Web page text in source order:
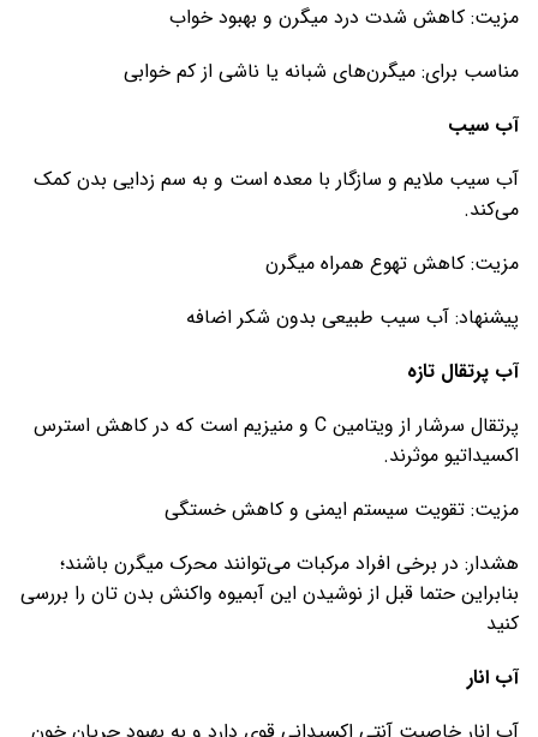
مزیت: کاهش شدت درد میگرن و بهبود خواب
مناسب برای: میگرن‌های شبانه یا ناشی از کم خوابی
آب سیب
آب سیب ملایم و سازگار با معده است و به سم زدایی بدن کمک
می‌کند.
مزیت: کاهش تهوع همراه میگرن
پیشنهاد: آب سیب طبیعی بدون شکر اضافه
آب پرتقال تازه
پرتقال سرشار از ویتامین C و منیزیم است که در کاهش استرس
اکسیداتیو موثرند.
مزیت: تقویت سیستم ایمنی و کاهش خستگی
هشدار: در برخی افراد مرکبات می‌توانند محرک میگرن باشند؛
بنابراین حتما قبل از نوشیدن این آبمیوه واکنش بدن تان را بررسی
کنید
آب انار